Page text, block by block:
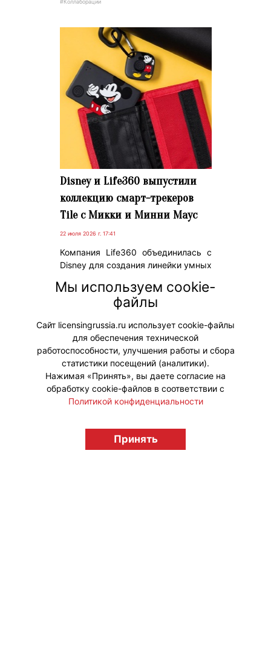
Disney и Life360 выпустили
коллекцию смарт-трекеров
Tile с Микки и Минни Маус
22 июля 2026 г. 17:41
Компания Life360 объединилась с
Disney для создания линейки умных
функциональный гаджет
безопасности в эмоциональный
licensingrussia.ru, 2009-2026 12+
Мы используем cookie-
файлы
Сайт licensingrussia.ru использует cookie-файлы
для обеспечения технической
работоспособности, улучшения работы и сбора
статистики посещений (аналитики).
Нажимая «Принять», вы даете согласие на
обработку cookie-файлов в соответствии с
Политикой конфиденциальности
Принять